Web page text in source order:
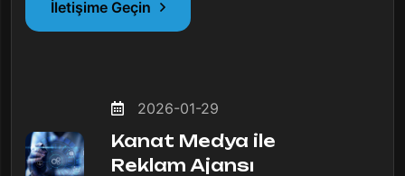
İletişime Geçin
2026-01-29
Kanat Medya ile
Reklam Ajansı